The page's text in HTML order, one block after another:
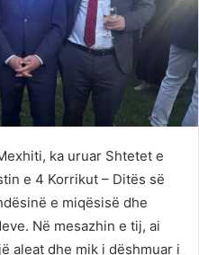
ka uruar Shtetet e
e 4 Korrikut – Ditës së
e miqësisë dhe
Në mesazhin e tij, ai
aleat dhe mik i dëshmuar i